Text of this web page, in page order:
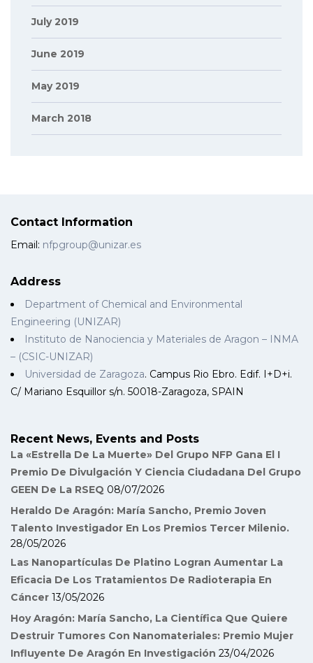
July 2019
June 2019
May 2019
March 2018
Contact Information
Email: nfpgroup@unizar.es
Address
Department of Chemical and Environmental
Engineering (UNIZAR)
Instituto de Nanociencia y Materiales de Aragon – INMA
– (CSIC-UNIZAR)
Universidad de Zaragoza. Campus Rio Ebro. Edif. I+D+i.
C/ Mariano Esquillor s/n. 50018-Zaragoza, SPAIN
Recent News, Events and Posts
La «Estrella De La Muerte» Del Grupo NFP Gana El I
Premio De Divulgación Y Ciencia Ciudadana Del Grupo
GEEN De La RSEQ 08/07/2026
Heraldo De Aragón: María Sancho, Premio Joven
Talento Investigador En Los Premios Tercer Milenio.
28/05/2026
Las Nanopartículas De Platino Logran Aumentar La
Eficacia De Los Tratamientos De Radioterapia En
Cáncer 13/05/2026
Hoy Aragón: María Sancho, La Científica Que Quiere
Destruir Tumores Con Nanomateriales: Premio Mujer
Influyente De Aragón En Investigación 23/04/2026